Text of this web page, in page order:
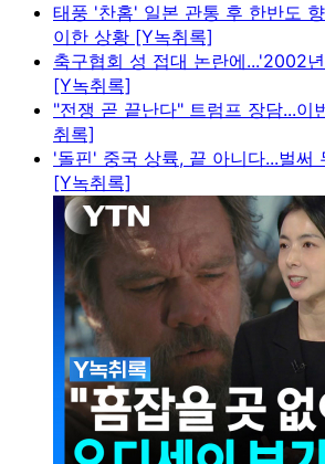
태풍 '찬홈' 일본 관통 후 한반도
이한 상황 [Y녹취록]
축구협회 성 접대 논란에...'2002
[Y녹취록]
"전쟁 곧 끝난다" 트럼프 장담...이
취록]
'돌핀' 중국 상륙, 끝 아니다...벌써
[Y녹취록]